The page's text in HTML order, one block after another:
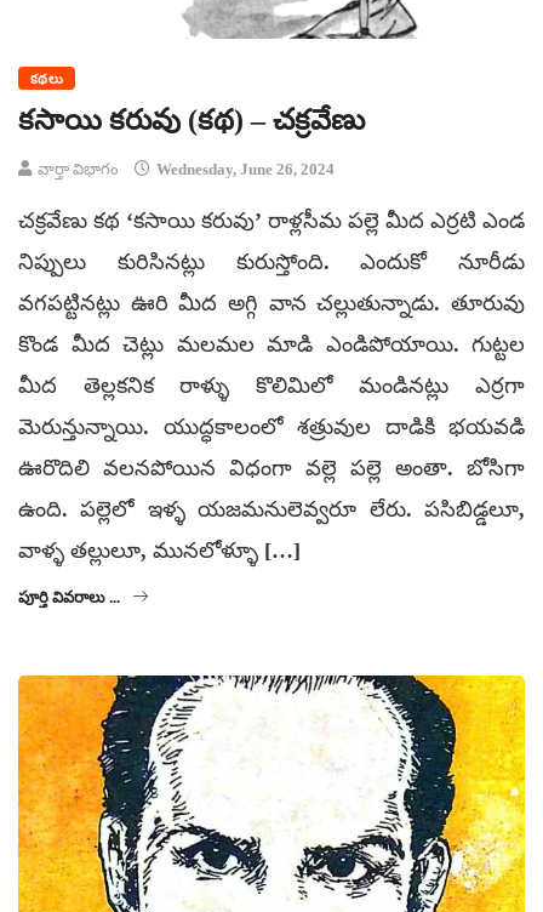
కథలు
కసాయి కరువు (కథ) – చక్రవేణు
వార్తా విభాగం Wednesday, June 26, 2024
చక్రవేణు కథ ‘కసాయి కరువు’ రాళ్లసీమ పల్లె మీద ఎర్రటి ఎండ
నిప్పులు కురిసినట్లు కురుస్తోంది. ఎందుకో నూరీడు
వగపట్టినట్లు ఊరి మీద అగ్గి వాన చల్లుతున్నాడు. తూరువు
కొండ మీద చెట్లు మలమల మాడి ఎండిపోయాయి. గుట్టల
మీద తెల్లకనిక రాళ్ళు కొలిమిలో మండినట్లు ఎర్రగా
మెరున్తున్నాయి. యుద్ధకాలంలో శత్రువుల దాడికి భయవడి
ఊరొదిలి వలనపోయిన విధంగా వల్లె పల్లె అంతా. బోసిగా
ఉంది. పల్లెలో ఇళ్ళ యజమనులెవ్వరూ లేరు. పసిబిడ్డలూ,
వాళ్ళ తల్లులూ, మునలోళ్ళూ […]
పూర్తి వివరాలు ...